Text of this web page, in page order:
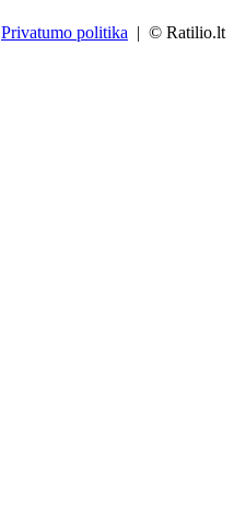
Privatumo politika | © Ratilio.lt